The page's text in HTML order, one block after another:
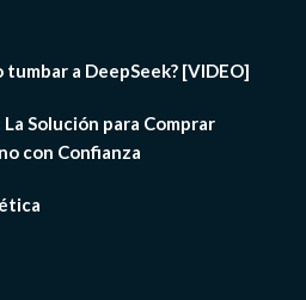
a DeepSeek? [VIDEO]
Solución para Comprar
con Confianza